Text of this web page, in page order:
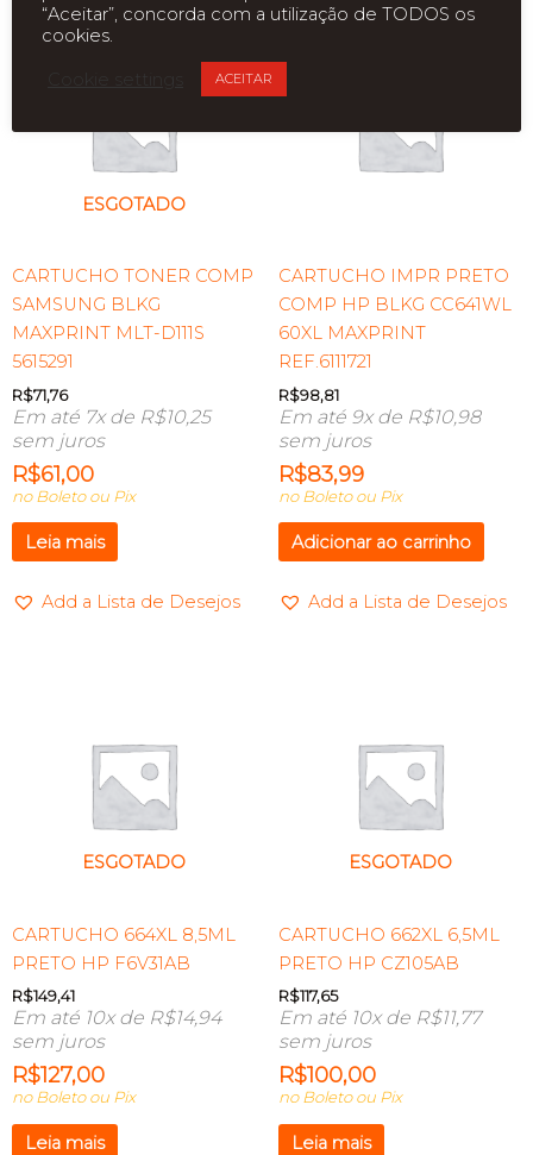
ESGOTADO
CARTUCHO TONER COMP
SAMSUNG BLKG
MAXPRINT MLT-D111S
5615291
R$71,76
Em até 7x de R$10,25
sem juros
R$61,00
no Boleto ou Pix
Leia mais
Add a Lista de Desejos
CARTUCHO IMPR PRETO
COMP HP BLKG CC641WL
60XL MAXPRINT
REF.6111721
R$98,81
Em até 9x de R$10,98
sem juros
R$83,99
no Boleto ou Pix
Adicionar ao carrinho
Add a Lista de Desejos
ESGOTADO
CARTUCHO 664XL 8,5ML
PRETO HP F6V31AB
R$149,41
Em até 10x de R$14,94
sem juros
R$127,00
no Boleto ou Pix
Leia mais
ESGOTADO
CARTUCHO 662XL 6,5ML
PRETO HP CZ105AB
R$117,65
Em até 10x de R$11,77
sem juros
R$100,00
no Boleto ou Pix
Leia mais
“Aceitar”, concorda com a utilização de TODOS os
cookies.
ACEITAR